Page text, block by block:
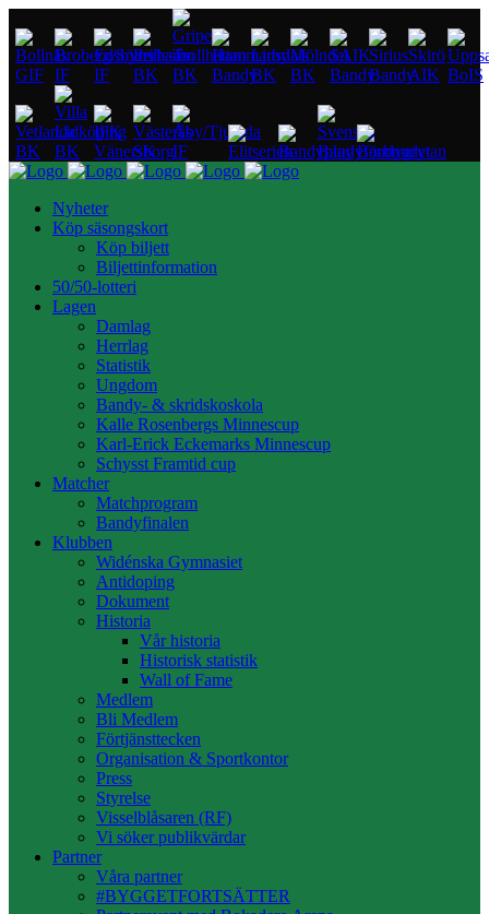
Nyheter
Köp säsongskort
Köp biljett
Biljettinformation
50/50-lotteri
Lagen
Damlag
Herrlag
Statistik
Ungdom
Bandy- & skridskoskola
Kalle Rosenbergs Minnescup
Karl-Erick Eckemarks Minnescup
Schysst Framtid cup
Matcher
Matchprogram
Bandyfinalen
Klubben
Widénska Gymnasiet
Antidoping
Dokument
Historia
Vår historia
Historisk statistik
Wall of Fame
Medlem
Bli Medlem
Förtjänsttecken
Organisation & Sportkontor
Press
Styrelse
Visselblåsaren (RF)
Vi söker publikvärdar
Partner
Våra partner
#BYGGETFORTSÄTTER